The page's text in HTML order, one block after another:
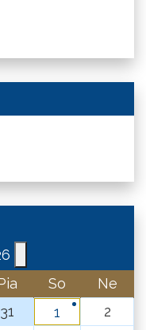
So
Ne
31 1
2